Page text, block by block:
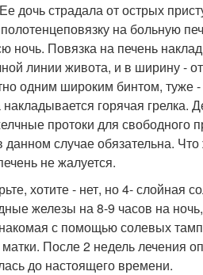
дочь страдала от острых
на больную
Повязка на печень
линии живота, и в ширину -
одним широким бинтом, туже
горячая грелка.
протоки для свободного
случае обязательна. Что
не жалуется.
хотите - нет, но 4- слойная
железы на 8-9 часов на
с помощью солевых
После 2 недель лечения
до настоящего времени.